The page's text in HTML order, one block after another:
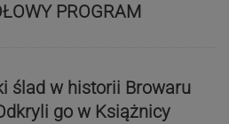
PROGRAM
ślad w historii Browaru
go w Książnicy